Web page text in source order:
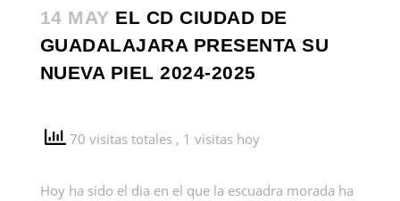
14 MAY EL CD CIUDAD DE
GUADALAJARA PRESENTA SU
NUEVA PIEL 2024-2025
70 visitas totales , 1 visitas hoy
Hoy ha sido el dia en el que la escuadra morada ha